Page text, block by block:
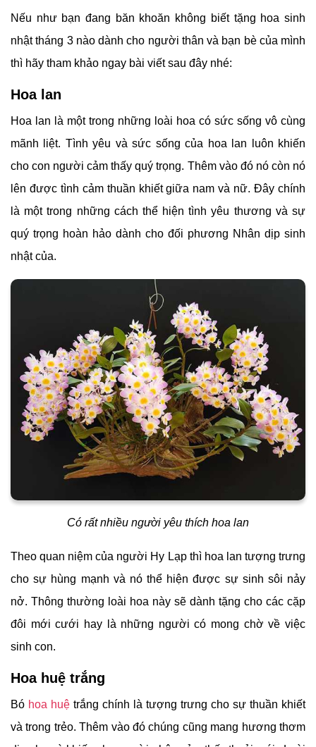
Nếu như bạn đang băn khoăn không biết tặng hoa sinh
nhật tháng 3 nào dành cho người thân và bạn bè của mình
thì hãy tham khảo ngay bài viết sau đây nhé:
Hoa lan
Hoa lan là một trong những loài hoa có sức sống vô cùng
mãnh liệt. Tình yêu và sức sống của hoa lan luôn khiến
cho con người cảm thấy quý trọng. Thêm vào đó nó còn nó
lên được tình cảm thuần khiết giữa nam và nữ. Đây chính
là một trong những cách thể hiện tình yêu thương và sự
quý trọng hoàn hảo dành cho đối phương Nhân dịp sinh
nhật của.
Có rất nhiều người yêu thích hoa lan
Theo quan niệm của người Hy Lạp thì hoa lan tượng trưng
cho sự hùng mạnh và nó thể hiện được sự sinh sôi nảy
nở. Thông thường loài hoa này sẽ dành tặng cho các cặp
đôi mới cưới hay là những người có mong chờ về việc
sinh con.
Hoa huệ trắng
Bó hoa huệ trắng chính là tượng trưng cho sự thuần khiết
và trong trẻo. Thêm vào đó chúng cũng mang hương thơm